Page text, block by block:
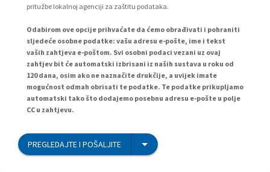
pritužbe lokalnoj agenciji za zaštitu podataka.
Odabirom ove opcije prihvaćate da ćemo obrađivati i pohraniti
sljedeće osobne podatke: vašu adresu e-pošte, ime i tekst
vaših zahtjeva e-poštom. Svi osobni podaci vezani uz ovaj
zahtjev bit će automatski izbrisani iz naših sustava u roku od
120 dana, osim ako ne naznačite drukčije, a uvijek imate
mogućnost odmah obrisati te podatke. Te podatke prikupljamo
automatski tako što dodajemo posebnu adresu e-pošte u polje
CC u zahtjevu.
PREGLEDAJTE I POŠALJITE